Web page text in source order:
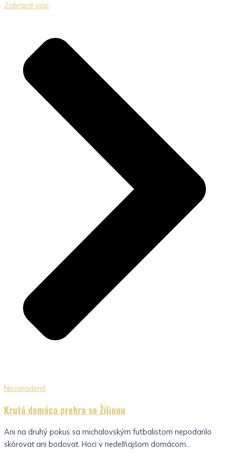
Zobraziť viac
Nezaradené
Krutá domáca prehra so Žilinou
Ani na druhý pokus sa michalovským futbalistom nepodarilo
skórovať ani bodovať. Hoci v nedeľňajšom domácom...